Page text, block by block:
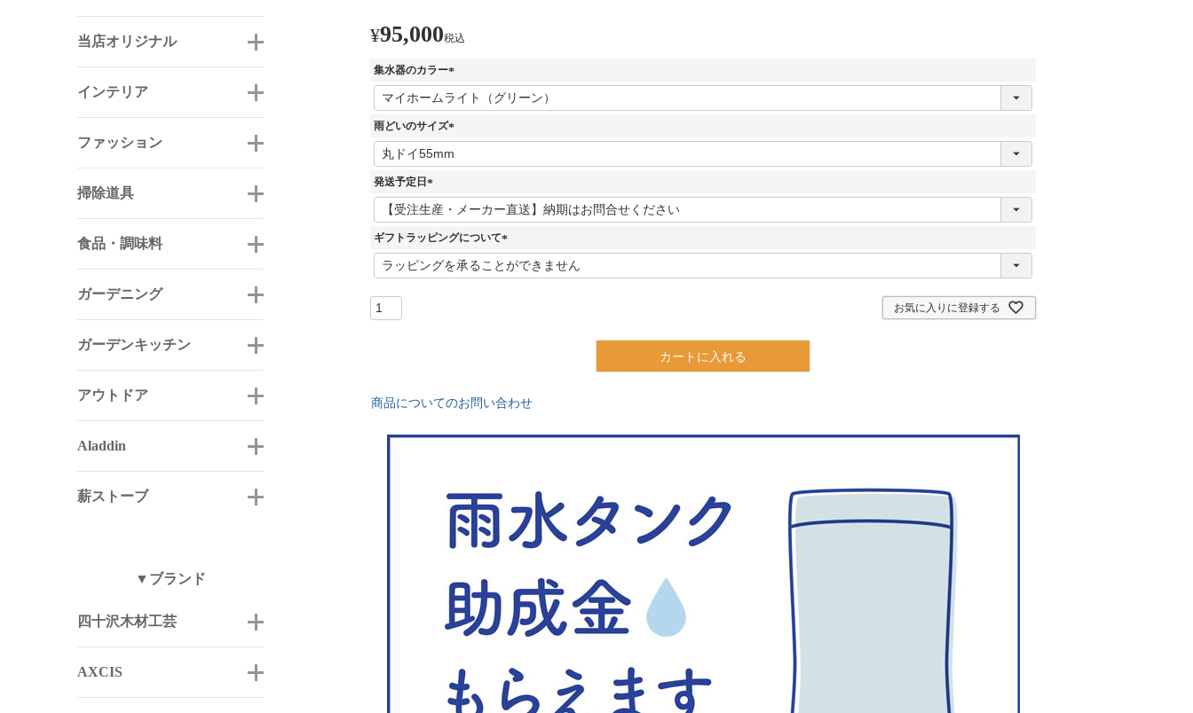
当店オリジナル
インテリア
ファッション
掃除道具
食品・調味料
ガーデニング
ガーデンキッチン
アウトドア
Aladdin
薪ストーブ
▼ブランド
四十沢木材工芸
AXCIS
¥95,000税込
集水器のカラー
(
必
須
雨どいのサイズ
(
必
発送予定日
(
必
須
ギフトラッピングについて
(
必
お気に入りに登録する
カートに入れる
商品についてのお問い合わせ